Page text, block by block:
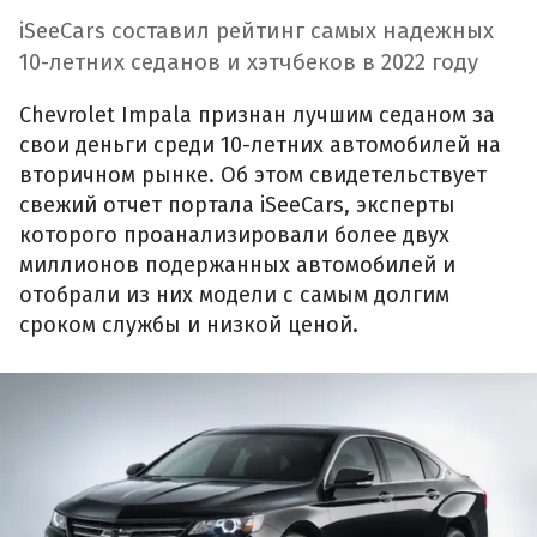
iSeeCars составил рейтинг самых надежных
10-летних седанов и хэтчбеков в 2022 году
Chevrolet Impala признан лучшим седаном за
свои деньги среди 10-летних автомобилей на
вторичном рынке. Об этом свидетельствует
свежий отчет портала iSeeCars, эксперты
которого проанализировали более двух
миллионов подержанных автомобилей и
отобрали из них модели с самым долгим
сроком службы и низкой ценой.